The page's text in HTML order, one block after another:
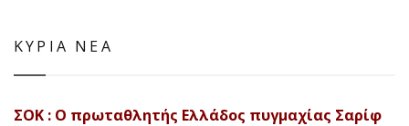
ΚΥΡΙΑ ΝΕΑ
ΣΟΚ : Ο πρωταθλητής Ελλάδος πυγμαχίας Σαρίφ